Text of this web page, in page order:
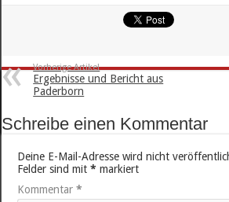
Vorherige Artikel
Ergebnisse und Bericht aus
Paderborn
Schreibe einen Kommentar
Deine E-Mail-Adresse wird nicht
Felder sind mit* markiert
Kommentar*